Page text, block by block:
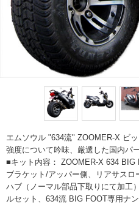
エムソウル "634流" ZOOMER-X ビ
強度について吟味、厳選した国内パ
■キット内容： ZOOMER-X 634
ブラケット/アッパー側、リアサス
ハブ（ノーマル部品下取りにて加工
ルセット、634流 BIG FOOT専用ナ